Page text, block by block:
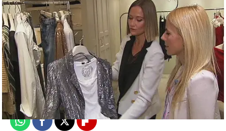
Nova
Publicado:19 de julio de 2010, 17:21
WhatsappFacebook
X Flipboard